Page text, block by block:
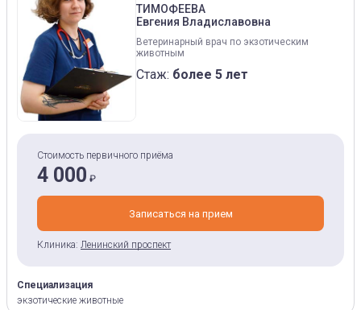
ТИМОФЕЕВА
Евгения Владиславовна
Ветеринарный врач по экзотическим
животным
Стаж: более 5 лет
Стоимость первичного приёма
4 000 ₽
Записаться на прием
Клиника: Ленинский проспект
Специализация
экзотические животные